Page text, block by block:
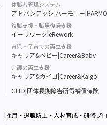
休職者管理システム
アドバンテッジ ハーモニー
復職支援・職場復帰支援
イーリワーク|eRework
育児・子育ての両立支援
キャリア&ベビー|Career&Baby
介護の両立支援
キャリア&カイゴ|Career&Kaigo
GLTD|団体長期障害所得補償保険
採用・退職防止・人材育成・研修プ